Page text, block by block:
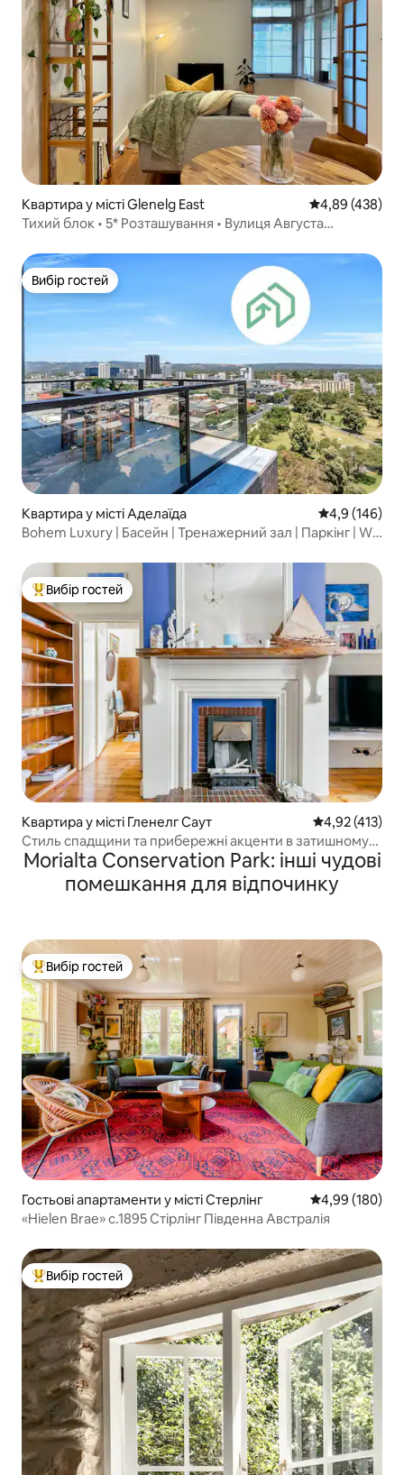
Квартира у місті Glenelg East Середня
4,89 (438)
Тихий блок • 5* Розташування • Вулиця Августа
Вибір гостей
Вибір гостей
Квартира у місті Аделаїда Середня
4,9 (146)
Bohem Luxury | Басейн | Тренажерний зал | Паркінг | Wi-
Топ вибір гостей
Вибір гостей
Квартира у місті Гленелг Саут Середня
4,92 (413)
Стиль спадщини та прибережні акценти в затишному
місці відпочинку
Morialta Conservation Park: інші чудові
помешкання для відпочинку
Топ вибір гостей
Вибір гостей
Гостьові апартаменти у місті Стерлінг Середня
4,99 (180)
«Hielen Brae» c.1895 Стірлінг Південна Австралія
Топ вибір гостей
Вибір гостей